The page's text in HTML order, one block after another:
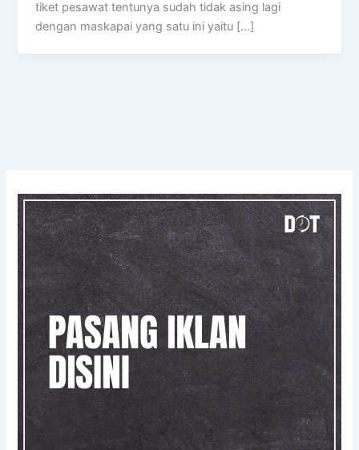
tiket pesawat tentunya sudah tidak asing lagi
dengan maskapai yang satu ini yaitu […]